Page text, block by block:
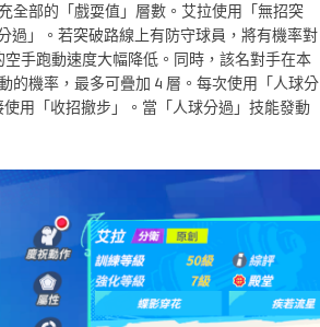
全部的「戲耍值」層數。艾拉使用「無招突
過」。若突破路線上有防守球員，將有機率對
手跑動速度大幅降低。同時，該名對手在本
的機率，最多可疊加 4 層。每次使用「人球分
用「收招撤步」。當「人球分過」技能發動